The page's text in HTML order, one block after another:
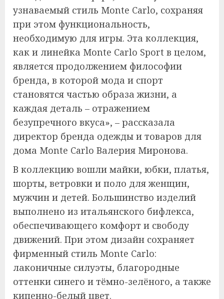
узнаваемый стиль Monte Carlo, сохраняя
при этом функциональность,
необходимую для игры. Эта коллекция,
как и линейка Monte Carlo Sport в целом,
является продолжением философии
бренда, в которой мода и спорт
становятся частью образа жизни, а
каждая деталь – отражением
безупречного вкуса», – рассказала
директор бренда одежды и товаров для
дома Monte Carlo Валерия Миронова.
В коллекцию вошли майки, юбки, платья,
шорты, ветровки и поло для женщин,
мужчин и детей. Большинство изделий
выполнено из итальянского бифлекса,
обеспечивающего комфорт и свободу
движений. При этом дизайн сохраняет
фирменный стиль Monte Carlo:
лаконичные силуэты, благородные
оттенки синего и тёмно-зелёного, а также
кипенно-белый цвет.